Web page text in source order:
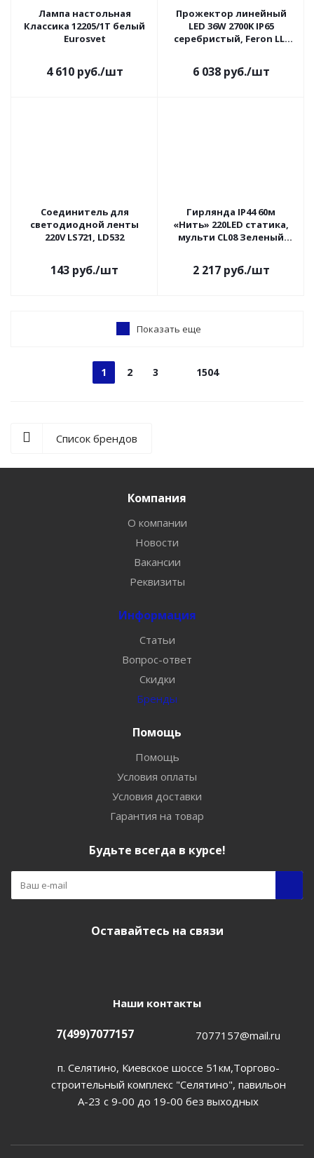
Лампа настольная
Классика 12205/1T белый
Eurosvet
4 610руб./шт
Прожектор линейный
LED 36W 2700K IP65
серебристый, Feron LL-
6 038руб./шт
Соединитель для
светодиодной ленты
220V LS721, LD532
143 руб./шт
Гирлянда IP44 60м
«Нить» 220LED статика,
мульти CL08 Зеленый
2 217руб./шт
Показать еще
1 2 3 1504
Список брендов
Компания
О компании
Новости
Вакансии
Реквизиты
Информация
Статьи
Вопрос-ответ
Скидки
Бренды
Помощь
Помощь
Условия оплаты
Условия доставки
Гарантия на товар
Будьте всегда в курсе!
Оставайтесь на связи
Наши контакты
7(499)7077157 7077157@mail.ru
п. Селятино, Киевское шоссе 51км,Торгово-
строительный комплекс "Селятино", павильон
А-23 с 9-00 до 19-00 без выходных